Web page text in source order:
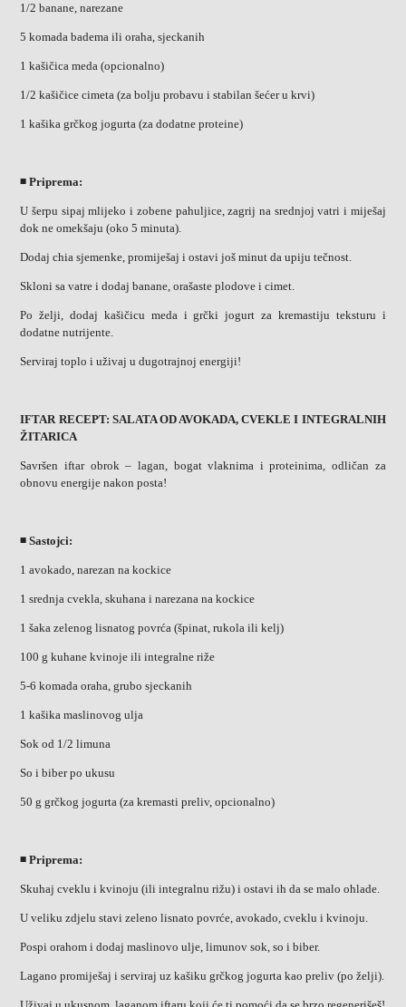
1/2 banane, narezane
5 komada badema ili oraha, sjeckanih
1 kašičica meda (opcionalno)
1/2 kašičice cimeta (za bolju probavu i stabilan šećer u krvi)
1 kašika grčkog jogurta (za dodatne proteine)
◾ Priprema:
U šerpu sipaj mlijeko i zobene pahuljice, zagrij na srednjoj vatri i miješaj
dok ne omekšaju (oko 5 minuta).
Dodaj chia sjemenke, promiješaj i ostavi još minut da upiju tečnost.
Skloni sa vatre i dodaj banane, orašaste plodove i cimet.
Po želji, dodaj kašičicu meda i grčki jogurt za kremastiju teksturu i
dodatne nutrijente.
Serviraj toplo i uživaj u dugotrajnoj energiji!
IFTAR RECEPT: SALATA OD AVOKADA, CVEKLE I INTEGRALNIH
ŽITARICA
Savršen iftar obrok – lagan, bogat vlaknima i proteinima, odličan za
obnovu energije nakon posta!
◾ Sastojci:
1 avokado, narezan na kockice
1 srednja cvekla, skuhana i narezana na kockice
1 šaka zelenog lisnatog povrća (špinat, rukola ili kelj)
100 g kuhane kvinoje ili integralne riže
5-6 komada oraha, grubo sjeckanih
1 kašika maslinovog ulja
Sok od 1/2 limuna
So i biber po ukusu
50 g grčkog jogurta (za kremasti preliv, opcionalno)
◾ Priprema:
Skuhaj cveklu i kvinoju (ili integralnu rižu) i ostavi ih da se malo ohlade.
U veliku zdjelu stavi zeleno lisnato povrće, avokado, cveklu i kvinoju.
Pospi orahom i dodaj maslinovo ulje, limunov sok, so i biber.
Lagano promiješaj i serviraj uz kašiku grčkog jogurta kao preliv (po želji).